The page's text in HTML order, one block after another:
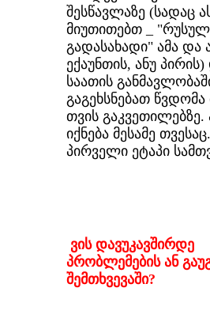
შესწავლაზე (სადაც
მიუთითებთ _
გადასახადი" ამა და
ექაუნთის, ანუ
საათის
გაგეხსნებათ
თვის გაკვეთილებზე.
იქნება მესამე
პირველი ეტაპი
ვის დავუკავშირდე
პრობლემების ან
შემთხვევაში?